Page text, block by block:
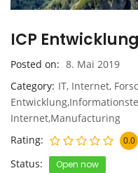
ICP
Posted on
8. Mai 2019
Category IT, Internet,
Internet,Manufacturing
Rating
0.0
Status Open now